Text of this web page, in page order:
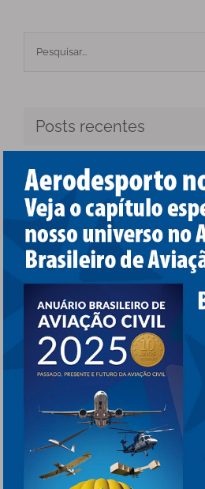
Buscar
Posts recentes
ADB prestigia cerimônia
aniversário do CRCEA-SE
Anac reforça sua
durante congresso em
brasileiros
Pela Preservação dos
ADB destaca nomeação de
Ferreira na Comissão
Aeronáutico, Espacial e
Nacional